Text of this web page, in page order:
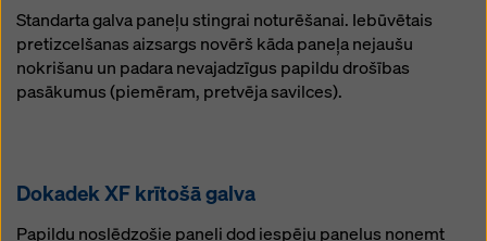
Standarta galva paneļu stingrai noturēšanai. Iebūvētais
pretizcelšanas aizsargs novērš kāda paneļa nejaušu
nokrišanu un padara nevajadzīgus papildu drošības
pasākumus (piemēram, pretvēja savilces).
Dokadek XF krītošā galva
Papildu noslēdzošie paneļi dod iespēju paneļus noņemt